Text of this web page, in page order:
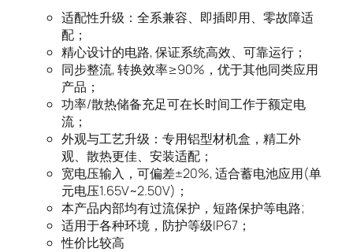
适配性升级：全系兼容、即插即用、零故障适
配；
精心设计的电路, 保证系统高效、可靠运行；
同步整流, 转换效率≥90%，优于其他同类应用
产品；
功率/散热储备充足可在长时间工作于额定电
流；
外观与工艺升级：专用铝型材机盒，精工外
观、散热更佳、安装适配；
宽电压输入，可偏差±20%, 适合蓄电池应用(单
元电压1.65V~2.50V)；
本产品内部均有过流保护，短路保护等电路;
适用于各种环境，防护等级IP67；
性价比较高